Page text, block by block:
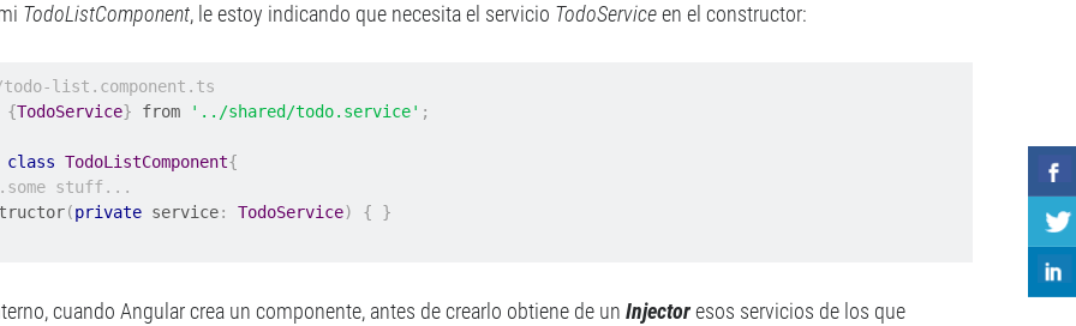
TodoListComponent, le estoy indicando que necesita el servicio TodoServiceen el constructor:
list.component.ts
{TodoService} from '../shared/todo.service' ;
class TodoListComponent{
stuff...
(private service: TodoService) {
}
cuando Angular crea un componente, antes de crearlo obtiene de unInjectoresos servicios de los que